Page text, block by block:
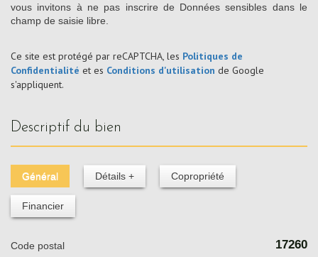
vous invitons à ne pas inscrire de Données sensibles dans le
champ de saisie libre.
Ce site est protégé par reCAPTCHA, les Politiques de
Confidentialité et es Conditions d'utilisation de Google
s'appliquent.
descriptif du bien
Général Détails + Copropriété
Financier
Code postal 17260